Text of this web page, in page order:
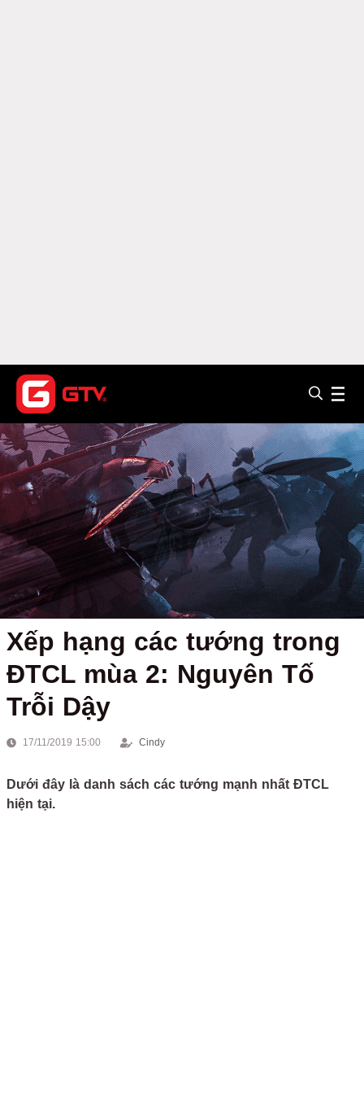
Xếp hạng các tướng trong
ĐTCL mùa 2: Nguyên Tố
Trỗi Dậy
17/11/2019 15:00 Cindy
Dưới đây là danh sách các tướng mạnh nhất ĐTCL
hiện tại.